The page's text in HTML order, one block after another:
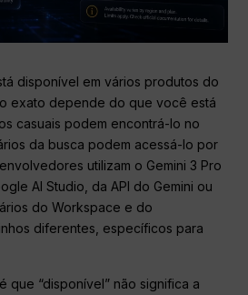
disponível em vários produtos do
exato depende do que você está
casuais podem encontrá-lo no
da busca podem acessá-lo por
utilizam o Gemini 3 Pro
AI Studio, da API do Gemini ou
do Workspace e do
diferentes, específicos para
que “disponível” não significa a